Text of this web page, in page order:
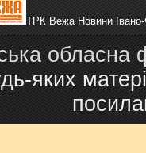
ТРК Вежа Новини Івано-
обласна
яких